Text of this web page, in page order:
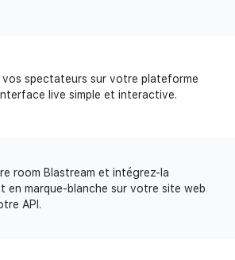
vos spectateurs sur votre plateforme
live simple et interactive.
room Blastream et intégrez-la
en marque-blanche sur votre site web
API.